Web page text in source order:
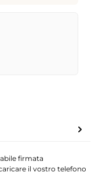
a Kriens, in
firmata
il vostro telefono